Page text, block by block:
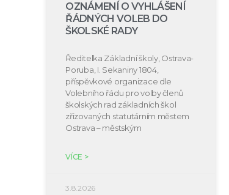
OZNÁMENÍ O VYHLÁŠENÍ
ŘÁDNÝCH VOLEB DO
ŠKOLSKÉ RADY
Ředitelka Základní školy, Ostrava-
Poruba, I. Sekaniny 1804,
příspěvkové organizace dle
Volebního řádu pro volby členů
školských rad základních škol
zřizovaných statutárním městem
Ostrava – městským
VÍCE >
3.8.2026